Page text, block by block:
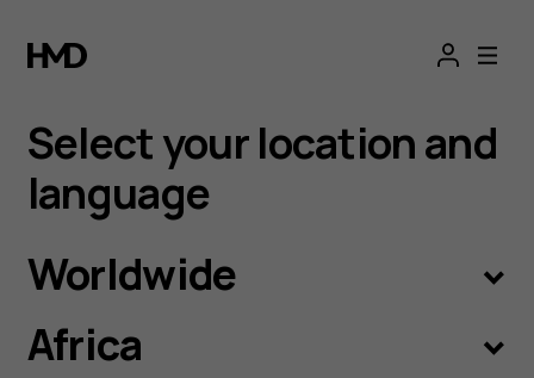
Language
selection
Select your location and
language
Worldwide
Africa